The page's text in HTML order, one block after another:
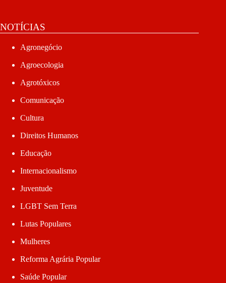
NOTÍCIAS
Agronegócio
Agroecologia
Agrotóxicos
Comunicação
Cultura
Direitos Humanos
Educação
Internacionalismo
Juventude
LGBT Sem Terra
Lutas Populares
Mulheres
Reforma Agrária Popular
Saúde Popular